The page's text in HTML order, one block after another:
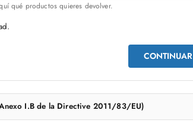
qué productos quieres devolver.
.
CONTINUAR
I.B de la Directive 2011/83/EU)